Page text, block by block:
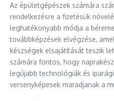
Az épületgépészek számára
rendelkezésre a fizetésük
leghatékonyabb módja a
továbbképzések elvégzése,
készségek elsajátítását teszik
számára fontos, hogy
legújabb technológiák és
versenyképesek maradjanak a